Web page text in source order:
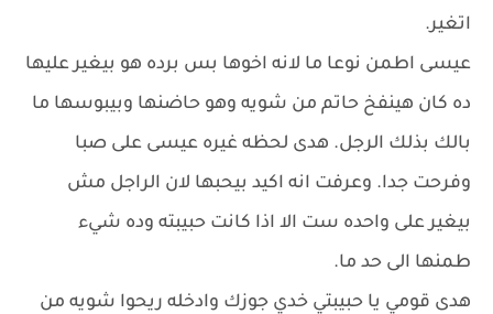
اتغير.
عيسى اطمن نوعا ما لانه اخوها بس برده هو بيغير عليها
ده كان هينفخ حاتم من شويه وهو حاضنها وبيبوسها ما
بالك بذلك الرجل. هدى لحظه غيره عيسى على صبا
وفرحت جدا. وعرفت انه اكيد بيحبها لان الراجل مش
بيغير على واحده ست الا اذا كانت حبيبته وده شيء
طمنها الى حد ما.
هدى قومي يا حبيبتي خدي جوزك وادخله ريحوا شويه من